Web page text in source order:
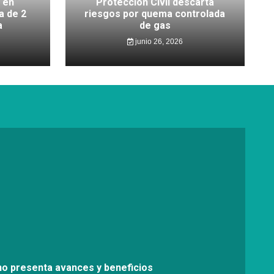
de 2
riesgos por quema controlada
de gas
junio 26, 2026
presenta avances y beneficios